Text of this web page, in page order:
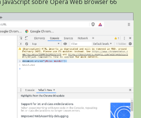
JavaScript sobre Opera Web Browser 66